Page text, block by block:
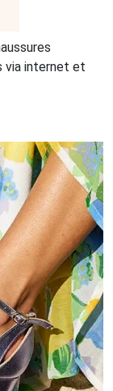
via internet et